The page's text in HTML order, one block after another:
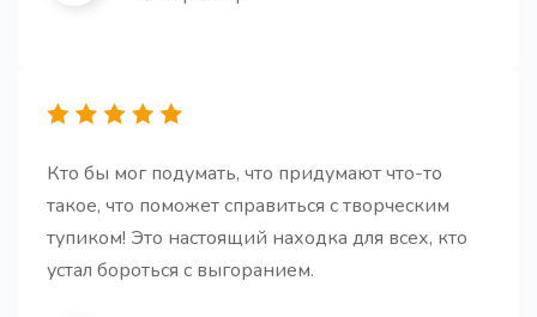
текста, сохраняющее основную идею, но
изложенное простым языком.
Кто бы мог подумать, что придумают что-то
такое, что поможет справиться с творческим
тупиком! Это настоящий находка для всех, кто
устал бороться с выгоранием.